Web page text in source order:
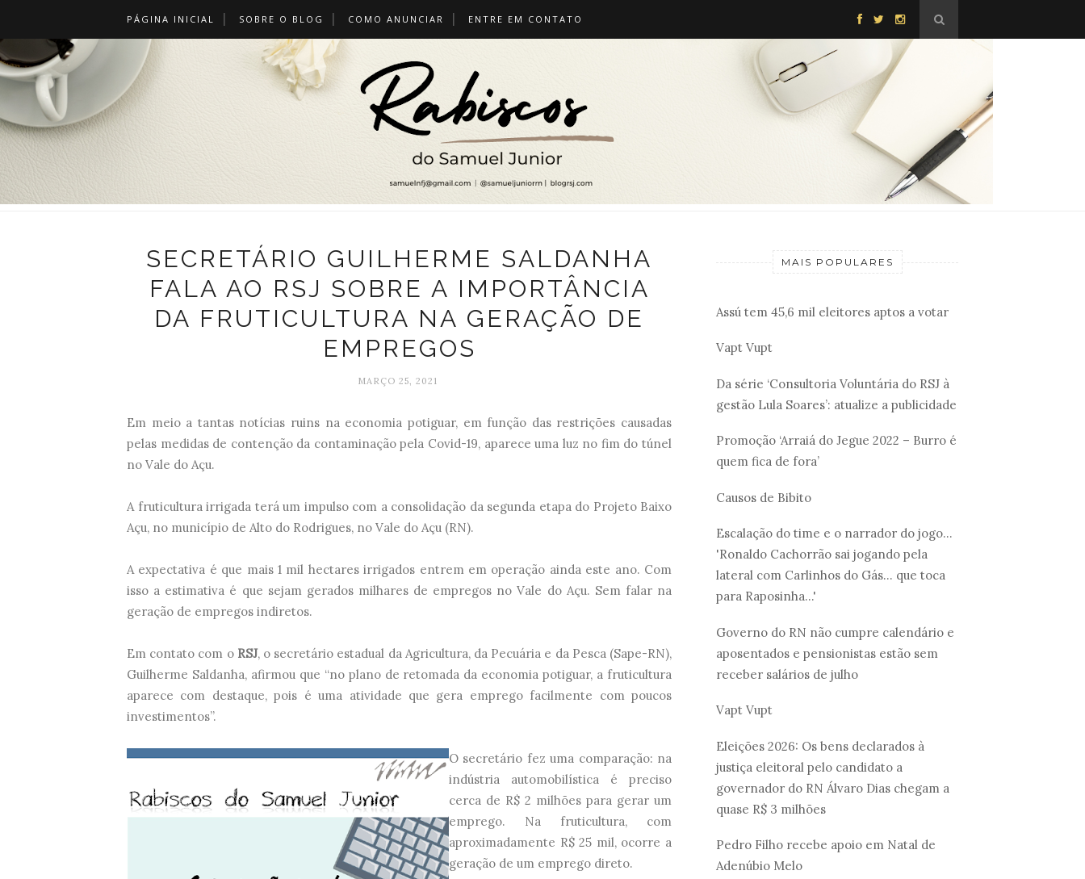
PÁGINA INICIAL SOBRE O BLOG COMO ANUNCIAR ENTRE EM CONTATO
SECRETÁRIO GUILHERME SALDANHA
FALA AO RSJ SOBRE A IMPORTÂNCIA
DA FRUTICULTURA NA GERAÇÃO DE
EMPREGOS
MARÇO 25, 2021
Em meio a tantas notícias ruins na economia potiguar, em função das restrições causadas
pelas medidas de contenção da contaminação pela Covid-19, aparece uma luz no fim do túnel
no Vale do Açu.
A fruticultura irrigada terá um impulso com a consolidação da segunda etapa do Projeto Baixo
Açu, no município de Alto do Rodrigues, no Vale do Açu (RN).
A expectativa é que mais 1 mil hectares irrigados entrem em operação ainda este ano. Com
isso a estimativa é que sejam gerados milhares de empregos no Vale do Açu. Sem falar na
geração de empregos indiretos.
Em contato com o RSJ, o secretário estadual da Agricultura, da Pecuária e da Pesca (Sape-RN),
Guilherme Saldanha, afirmou que “no plano de retomada da economia potiguar, a fruticultura
aparece com destaque, pois é uma atividade que gera emprego facilmente com poucos
investimentos”.
O secretário fez uma comparação: na
indústria automobilística é preciso
cerca de R$ 2 milhões para gerar um
emprego. Na fruticultura, com
aproximadamente R$ 25 mil, ocorre a
geração de um emprego direto.
MAIS POPULARES
Assú tem 45,6 mil eleitores aptos a votar
Vapt Vupt
Da série ‘Consultoria Voluntária do RSJ à
gestão Lula Soares’: atualize a publicidade
Promoção ‘Arraiá do Jegue 2022 – Burro é
quem fica de fora’
Causos de Bibito
Escalação do time e o narrador do jogo...
'Ronaldo Cachorrão sai jogando pela
lateral com Carlinhos do Gás... que toca
para Raposinha...'
Governo do RN não cumpre calendário e
aposentados e pensionistas estão sem
receber salários de julho
Vapt Vupt
Eleições 2026: Os bens declarados à
justiça eleitoral pelo candidato a
governador do RN Álvaro Dias chegam a
quase R$ 3 milhões
Pedro Filho recebe apoio em Natal de
Adenúbio Melo